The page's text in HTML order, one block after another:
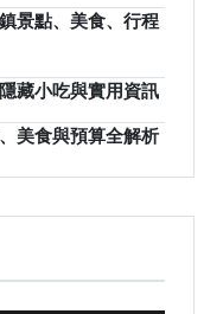
景點、美食、行程
藏小吃與實用資訊
美食與預算全解析